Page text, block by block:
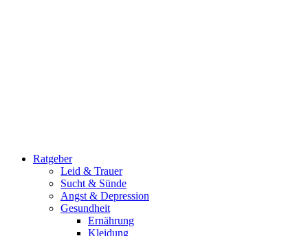
Ratgeber
Leid & Trauer
Sucht & Sünde
Angst & Depression
Gesundheit
Ernährung
Kleidung